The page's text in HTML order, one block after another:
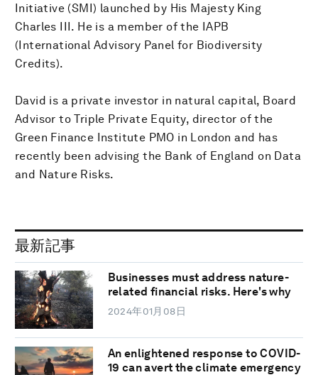
Initiative (SMI) launched by His Majesty King
Charles III. He is a member of the IAPB
(International Advisory Panel for Biodiversity
Credits).
David is a private investor in natural capital, Board
Advisor to Triple Private Equity, director of the
Green Finance Institute PMO in London and has
recently been advising the Bank of England on Data
and Nature Risks.
最新記事
Businesses must address nature-
related financial risks. Here's why
2024年01月08日
An enlightened response to COVID-
19 can avert the climate emergency